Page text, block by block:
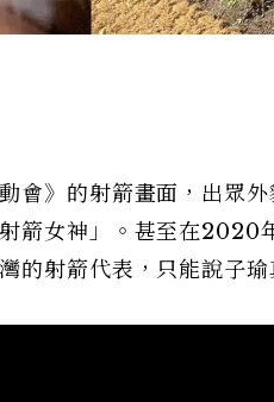
會》的射箭畫面，出眾
箭女神」。甚至在2020
的射箭代表，只能說子